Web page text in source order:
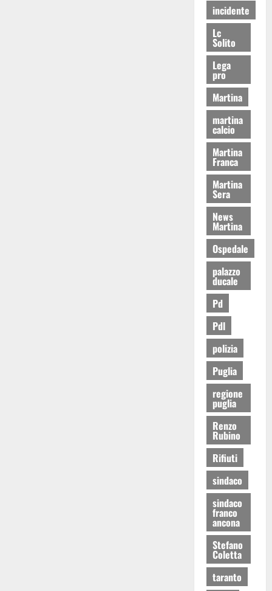
incidente
Lc
Solito
Lega
pro
Martina
martina
calcio
Martina
Franca
Martina
Sera
News
Martina
Ospedale
palazzo
ducale
Pd
Pdl
polizia
Puglia
regione
puglia
Renzo
Rubino
Rifiuti
sindaco
sindaco
franco
ancona
Stefano
Coletta
taranto